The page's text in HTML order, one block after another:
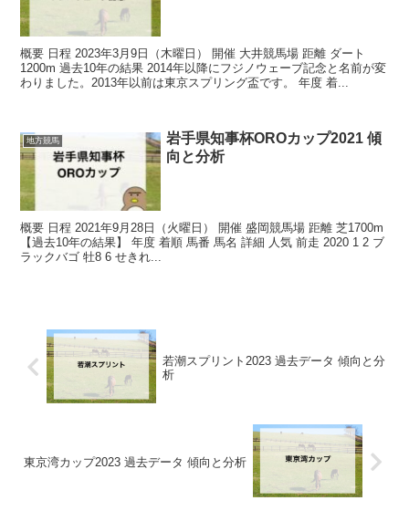
概要 日程 2023年3月9日（木曜日） 開催 大井競馬場 距離 ダート
1200m 過去10年の結果 2014年以降にフジノウェーブ記念と名前が変
わりました。2013年以前は東京スプリング盃です。 年度 着...
地方競馬
岩手県知事杯OROカップ2021 傾
向と分析
概要 日程 2021年9月28日（火曜日） 開催 盛岡競馬場 距離 芝1700m
【過去10年の結果】 年度 着順 馬番 馬名 詳細 人気 前走 2020 1 2 ブ
ラックバゴ 牡8 6 せきれ...
若潮スプリント2023 過去データ 傾向と分
析
東京湾カップ2023 過去データ 傾向と分析